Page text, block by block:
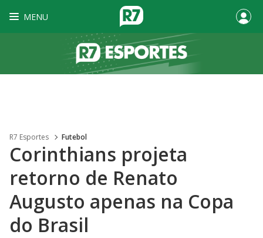
MENU
R7 Esportes Futebol
Corinthians projeta
retorno de Renato
Augusto apenas na Copa
do Brasil